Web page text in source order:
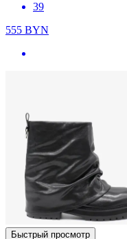
39
555 BYN
Быстрый просмотр